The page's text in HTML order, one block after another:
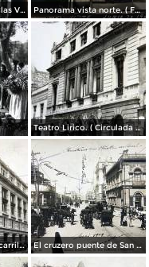
Patio del colegio de las Vizcainas por el fotografo Hugo Brehme. Panorama vista norte. ( Fechada el 20 de Junio de 1905 ).
Teatro Lirico. ( Circulada el 1 de Agosto de 1926 ).
Edicicio de los ferrocarriles. El cruzero puente de San Francisco y Guardiola por el fotografo Felix Miret.